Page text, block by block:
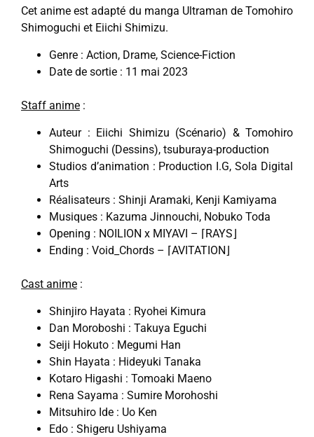
Cet anime est adapté du manga Ultraman de Tomohiro
Shimoguchi et Eiichi Shimizu.
Genre : Action, Drame, Science-Fiction
Date de sortie : 11 mai 2023
Staff anime :
Auteur : Eiichi Shimizu (Scénario) & Tomohiro
Shimoguchi (Dessins), tsuburaya-production
Studios d’animation : Production I.G, Sola Digital
Arts
Réalisateurs : Shinji Aramaki, Kenji Kamiyama
Musiques : Kazuma Jinnouchi, Nobuko Toda
Opening : NOILION x MIYAVI – ⌈RAYS⌋
Ending : Void_Chords – ⌈AVITATION⌋
Cast anime :
Shinjiro Hayata : Ryohei Kimura
Dan Moroboshi : Takuya Eguchi
Seiji Hokuto : Megumi Han
Shin Hayata : Hideyuki Tanaka
Kotaro Higashi : Tomoaki Maeno
Rena Sayama : Sumire Morohoshi
Mitsuhiro Ide : Uo Ken
Edo : Shigeru Ushiyama